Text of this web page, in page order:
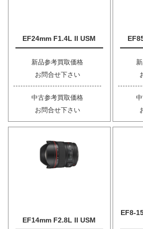
EF24mm F1.4L II USM
新品参考買取価格
お問合せ下さい
中古参考買取価格
お問合せ下さい
EF14mm F2.8L II USM
EF8-